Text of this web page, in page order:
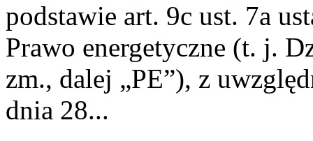
podstawie art. 9c ust. 7a
Prawo energetyczne (t. j.
zm., dalej „PE”), z
dnia 28...